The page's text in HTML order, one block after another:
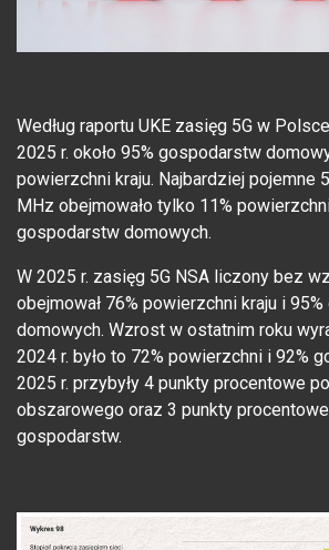
Według raportu UKE zasięg 5G w
2025 r. około 95% gospodarstw
powierzchni kraju. Najbardziej pojemne
MHz obejmowało tylko 11%
gospodarstw domowych.
W 2025 r. zasięg 5G NSA liczony bez
obejmował 76% powierzchni kraju i
domowych. Wzrost w ostatnim roku
2024 r. było to 72% powierzchni i 92%
2025 r. przybyły 4 punkty procentowe
obszarowego oraz 3 punkty
gospodarstw.